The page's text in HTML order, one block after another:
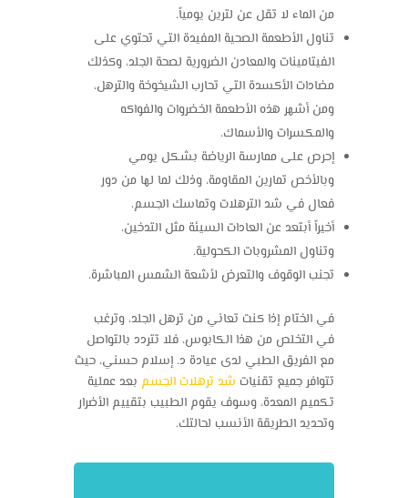
من الماء لا تقل عن لترين يومياً.
تناول الأطعمة الصحية المفيدة التي تحتوي على
الفيتامينات والمعادن الضرورية لصحة الجلد، وكذلك
مضادات الأكسدة التي تحارب الشيخوخة والترهل،
ومن أشهر هذه الأطعمة الخضروات والفواكه
والمكسرات والأسماك.
إحرص على ممارسة الرياضة بشكل يومي
وبالأخص تمارين المقاومة، وذلك لما لها من دور
فعال في شد الترهلات وتماسك الجسم.
أخيراً أبتعد عن العادات السيئة مثل التدخين،
وتناول المشروبات الكحولية.
تجنب الوقوف والتعرض لأشعة الشمس المباشرة.
في الختام إذا كنت تعاني من ترهل الجلد، وترغب
في التخلص من هذا الكابوس، فلا تتردد بالتواصل
مع الفريق الطبي لدى عيادة د. إسلام حسني، حيث
تتوافر جميع تقنيات شد ترهلات الجسم بعد عملية
تكميم المعدة، وسوف يقوم الطبيب بتقييم الأضرار
وتحديد الطريقة الأنسب لحالتك.